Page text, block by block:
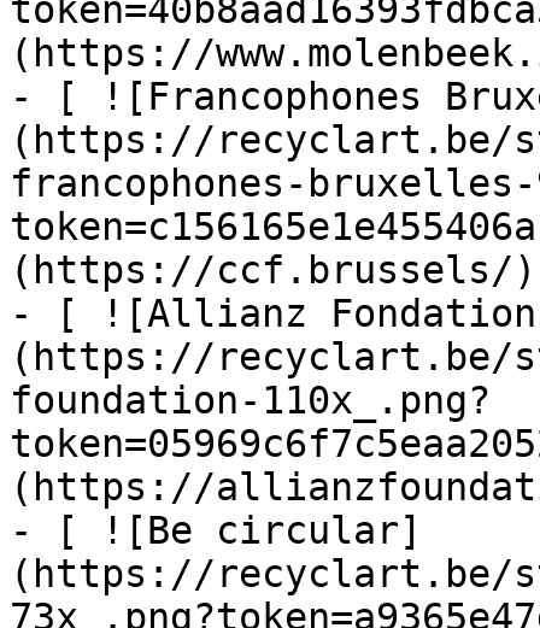
(https://
- [ ![Francophones
(https://recyclart.be/
francophones-bruxelles-
(https://ccf.brussels/)
- [ ![Allianz
(https://recyclart.be/
foundation-110x_.png?
(https://
- [ ![Be circular]
(https://recyclart.be/